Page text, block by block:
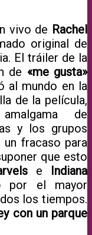
vivo de Rachel
original de
El tráiler de la
de «me gusta»
al mundo en la
de la película,
de
y los grupos
fracaso para
que esto
e Indiana
por el mayor
los tiempos.
con un parque